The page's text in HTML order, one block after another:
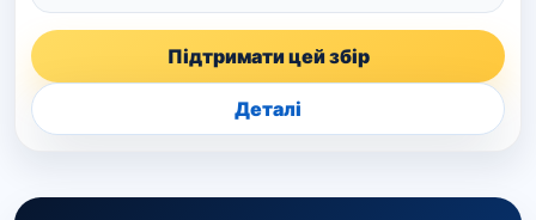
Підтримати цей збір
Деталі